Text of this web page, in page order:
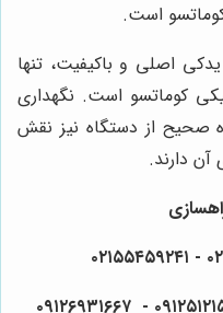
است.
اصلی و باکیفیت، تنها
کوماتسو است. نگهداری
صحیح از دستگاه نیز نقش
دارند.